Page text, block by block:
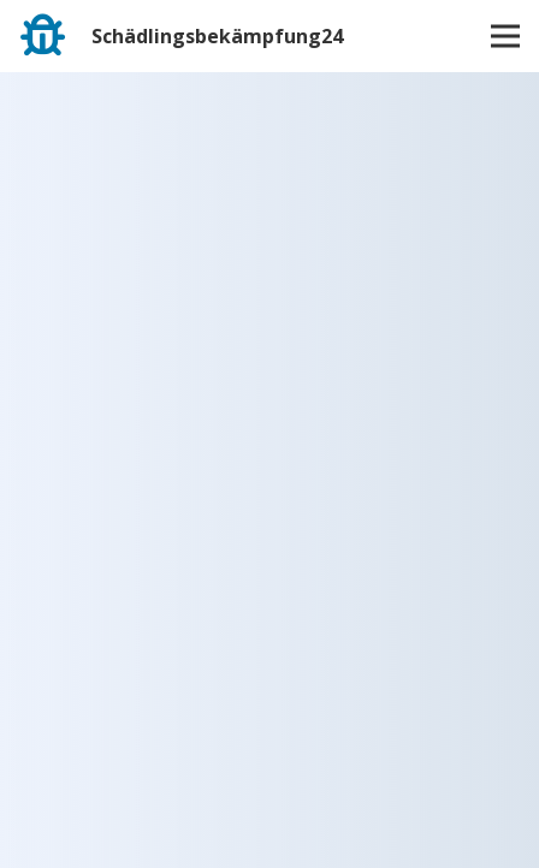
Schädlingsbekämpfung24